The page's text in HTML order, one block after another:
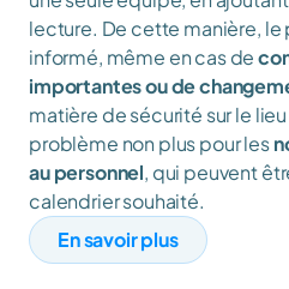
lecture. De cette manière, le
informé, même en cas de
importantes ou de
matière de sécurité sur le
problème non plus pour les
au personnel, qui peuvent
calendrier souhaité.
En savoir plus